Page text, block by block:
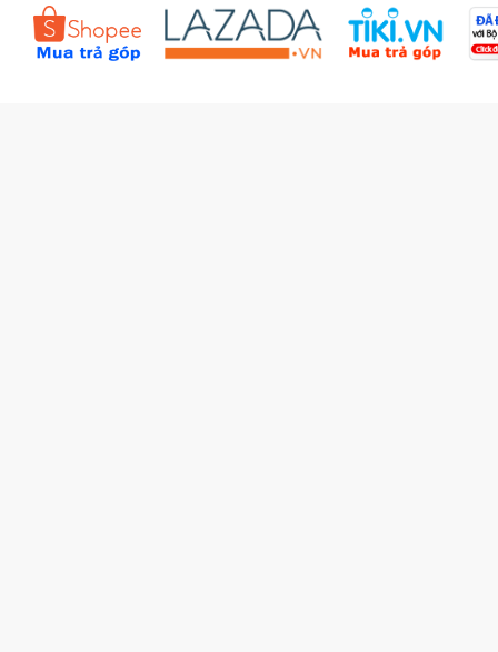
Câu hỏi thường gặp (FAQs)
Kiểm tra đơn hàng
Đặt hàng theo yêu cầu